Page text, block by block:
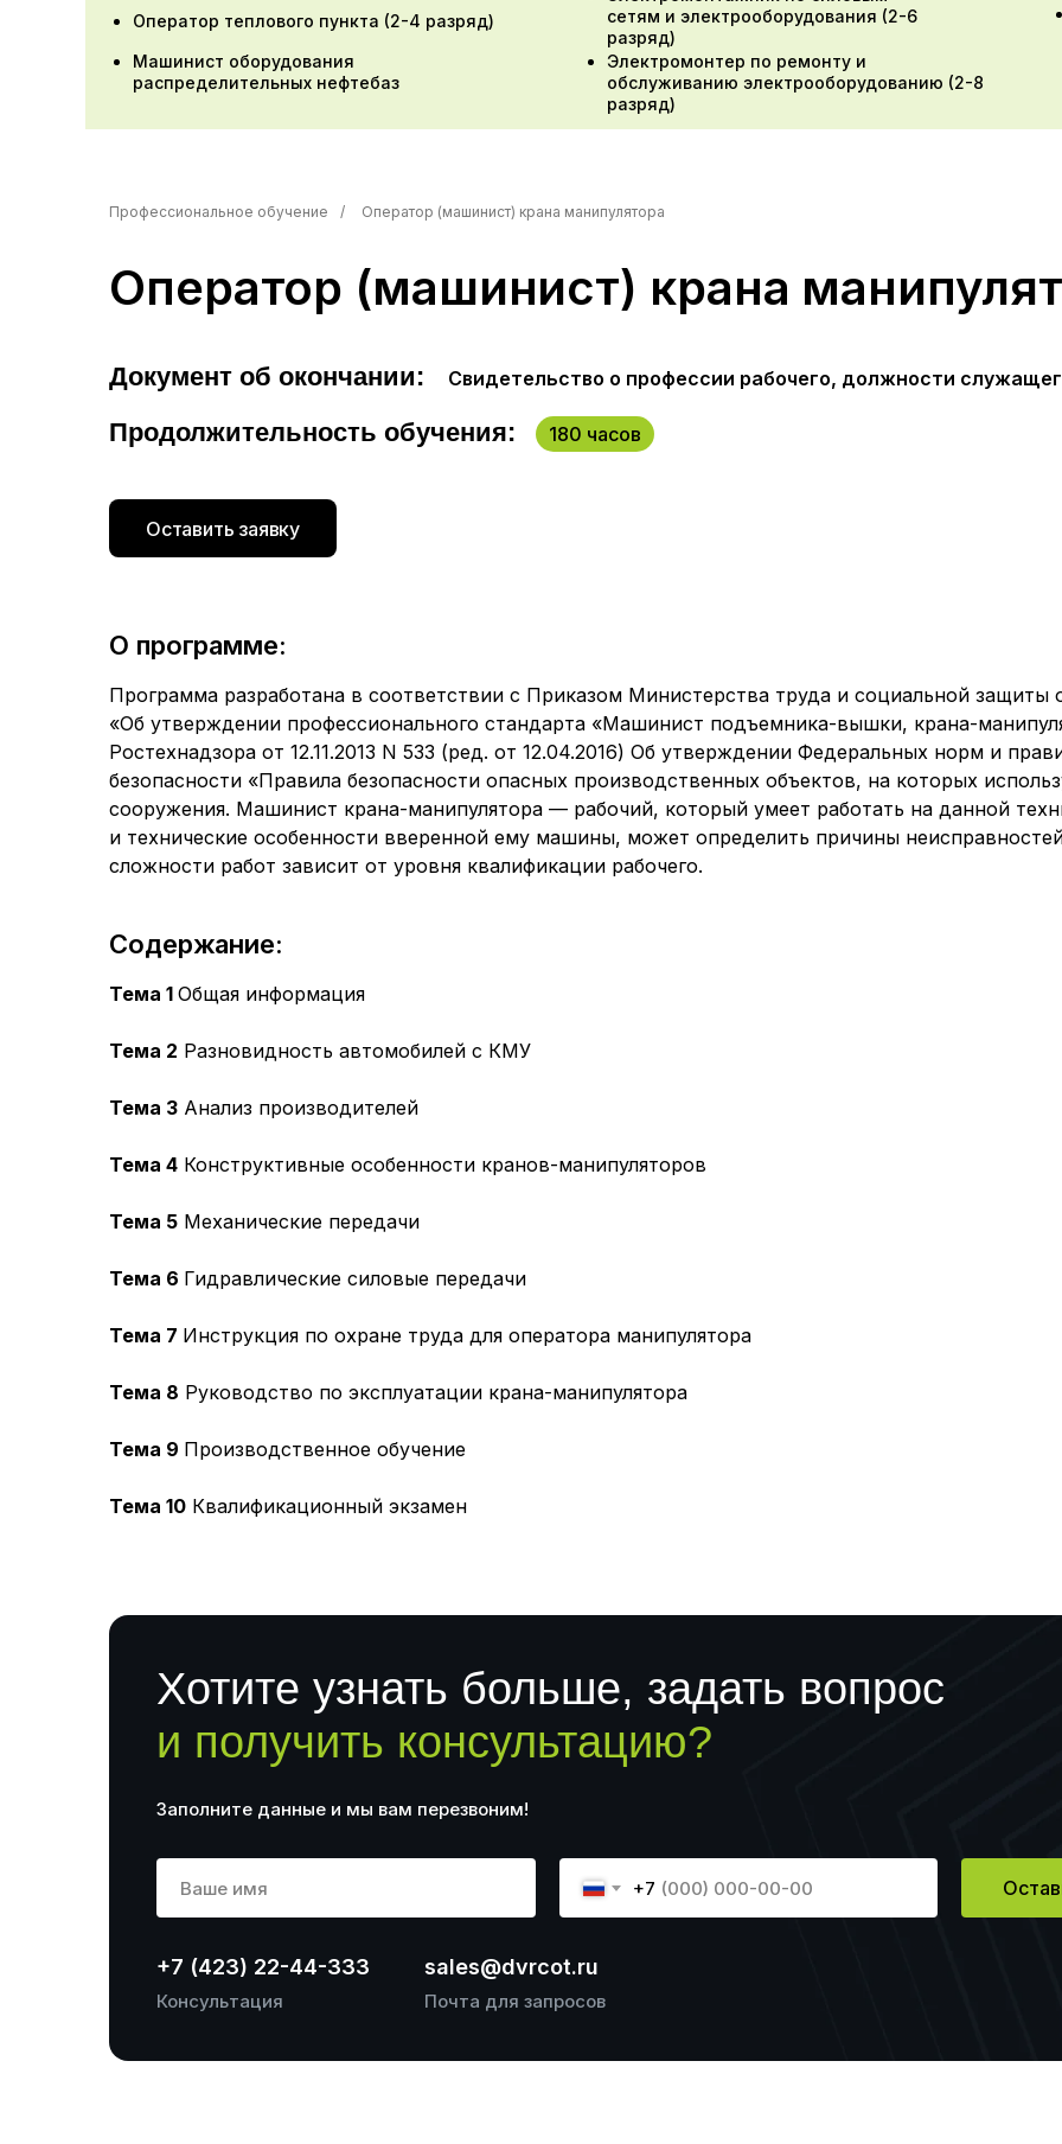
Машинист оборудования
распределительных нефтебаз
Оператор теплового пункта (2-4 разряд)
сетям и электрооборудования (2-6
разряд)
Электромонтер по ремонту и
обслуживанию электрооборудованию (2-8
разряд)
Профессиональное обучение / Оператор (машинист) крана манипулятора
Оператор (машинист) крана
Продолжительность обучения:
Документ об окончании: Свидетельство о профессии рабочего, должности
180 часов
Оставить заявку
О программе:
Программа разработана в соответствии с Приказом Министерства труда и социальной защиты
«Об утверждении профессионального стандарта «Машинист подъемника-вышки, крана-
Ростехнадзора от 12.11.2013 N 533 (ред. от 12.04.2016) Об утверждении Федеральных норм и
безопасности «Правила безопасности опасных производственных объектов, на которых
сооружения. Машинист крана-манипулятора — рабочий, который умеет работать на данной
и технические особенности вверенной ему машины, может определить причины
сложности работ зависит от уровня квалификации рабочего.
Тема 1 Общая информация
Тема 2 Разновидность автомобилей с КМУ
Тема 3 Анализ производителей
Тема 4 Конструктивные особенности кранов-манипуляторов
Тема 5 Механические передачи
Тема 6 Гидравлические силовые передачи
Тема 7 Инструкция по охране труда для оператора манипулятора
Тема 8 Руководство по эксплуатации крана-манипулятора
Тема 9 Производственное обучение
Тема 10 Квалификационный экзамен
Содержание:
Хотите узнать больше, задать вопрос
и получить консультацию?
Заполните данные и мы вам перезвоним!
+7
+7 (423) 22-44-333 sales@dvrcot.ru
Консультация Почта для запросов